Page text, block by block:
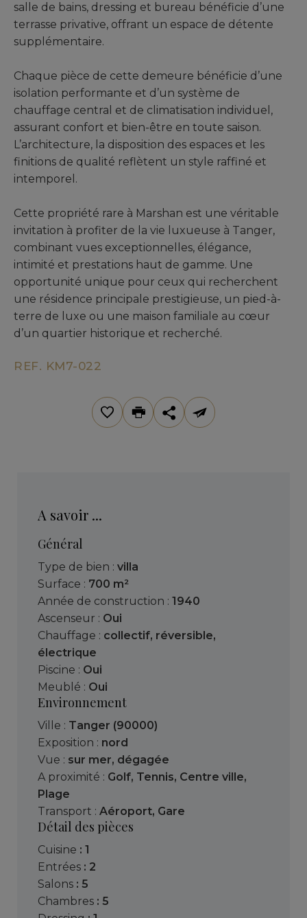
salle de bains, dressing et bureau bénéficie d’une
terrasse privative, offrant un espace de détente
supplémentaire.
Chaque pièce de cette demeure bénéficie d’une
isolation performante et d’un système de
chauffage central et de climatisation individuel,
assurant confort et bien-être en toute saison.
L’architecture, la disposition des espaces et les
finitions de qualité reflètent un style raffiné et
intemporel.
Cette propriété rare à Marshan est une véritable
invitation à profiter de la vie luxueuse à Tanger,
combinant vues exceptionnelles, élégance,
intimité et prestations haut de gamme. Une
opportunité unique pour ceux qui recherchent
une résidence principale prestigieuse, un pied-à-
terre de luxe ou une maison familiale au cœur
d’un quartier historique et recherché.
REF. KM7-022
A savoir ...
Général
Type de bien : villa
Surface : 700 m²
Année de construction : 1940
Ascenseur : Oui
Chauffage : collectif, réversible,
électrique
Piscine : Oui
Meublé : Oui
Environnement
Ville : Tanger (90000)
Exposition : nord
Vue : sur mer, dégagée
A proximité : Golf, Tennis, Centre ville,
Plage
Transport : Aéroport, Gare
Détail des pièces
cuisine : 1
entrées : 2
salons : 5
chambres : 5